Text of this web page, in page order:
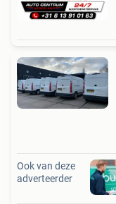
Ook van deze
adverteerder